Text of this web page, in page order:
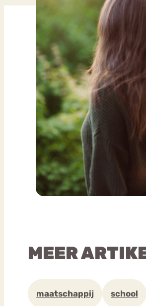
MEER
maatschappij school